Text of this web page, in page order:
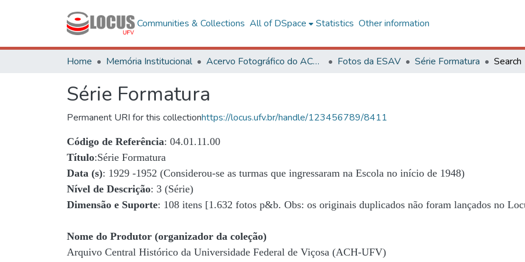
Communities & Collections All of DSpace Statistics Other information
Home Memória Institucional Acervo Fotográfico do ACH-UFV Fotos da ESAV Série Formatura Search
Série Formatura
Permanent URI for this collectionhttps://locus.ufv.br/handle/123456789/8411
Código de Referência: 04.01.11.00
Título:Série Formatura
Data (s): 1929 -1952 (Considerou-se as turmas que ingressaram na Escola no início de 1948)
Nível de Descrição: 3 (Série)
Dimensão e Suporte: 108 itens [1.632 fotos p&b. Obs: os originais duplicados não foram lançados no
Nome do Produtor (organizador da coleção)
Arquivo Central Histórico da Universidade Federal de Viçosa (ACH-UFV)